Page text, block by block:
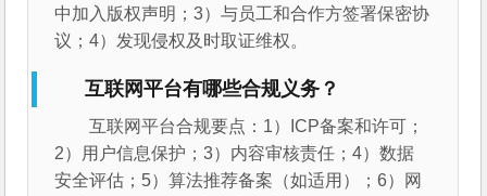
中加入版权声明；3）与员工和合作方签署保密协
议；4）发现侵权及时取证维权。
互联网平台有哪些合规义务？
互联网平台合规要点：1）ICP备案和许可；
2）用户信息保护；3）内容审核责任；4）数据
安全评估；5）算法推荐备案（如适用）；6）网